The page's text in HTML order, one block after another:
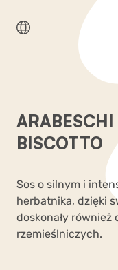
BISCOTTO
Sos o silnym i
herbatnika, dzięki
doskonały
rzemieślniczych.